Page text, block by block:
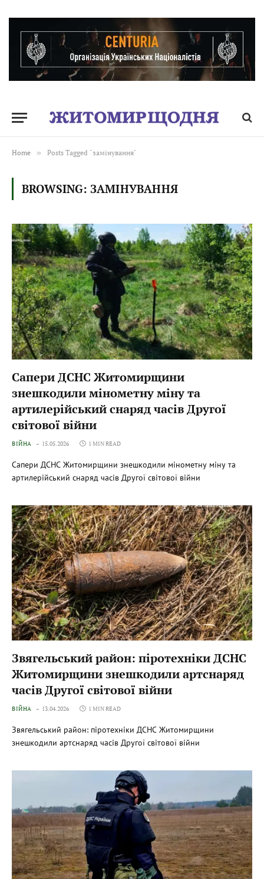
Home » Posts Tagged "замінування"
BROWSING: ЗАМІНУВАННЯ
Сапери ДСНС Житомирщини
знешкодили мінометну міну та
артилерійський снаряд часів Другої
світової війни
ВІЙНА 15.05.2026 1 MIN READ
Сапери ДСНС Житомирщини знешкодили мінометну міну та
артилерійський снаряд часів Другої світової війни
Звягельський район: піротехніки ДСНС
Житомирщини знешкодили артснаряд
часів Другої світової війни
ВІЙНА 13.04.2026 1 MIN READ
Звягельський район: піротехніки ДСНС Житомирщини
знешкодили артснаряд часів Другої світової війни